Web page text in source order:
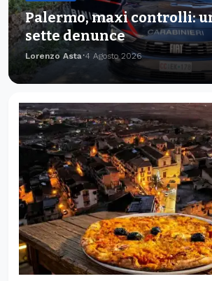
Palermo, maxi controlli:
sette denunce
Lorenzo Asta 4 Agosto 2026